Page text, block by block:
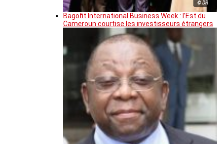
© DR
Bagofit International Business Week : l’Est du
Cameroun courtise les investisseurs étrangers